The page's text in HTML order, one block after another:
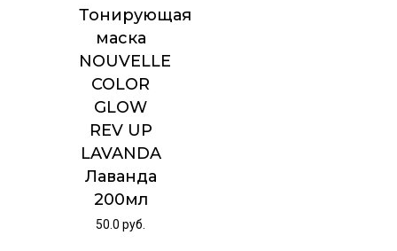
Тонирующая
маска
NOUVELLE
COLOR
GLOW
REV UP
LAVANDA
Лаванда
200мл
50.0руб.